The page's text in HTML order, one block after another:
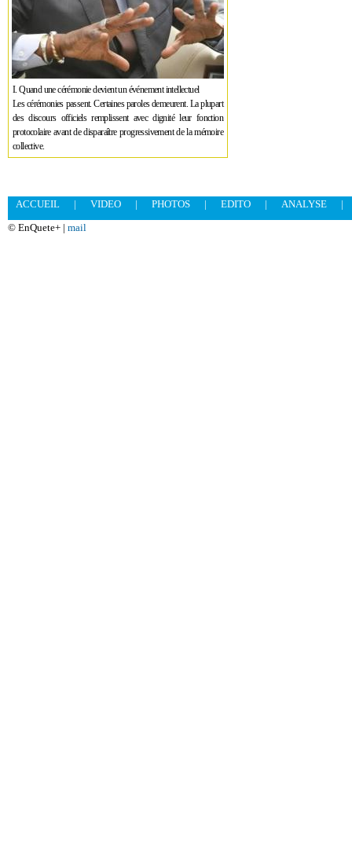
I. Quand une cérémonie devient un événement intellectuel
Les cérémonies passent. Certaines paroles demeurent. La plupart
des discours officiels remplissent avec dignité leur fonction
protocolaire avant de disparaître progressivement de la mémoire
collective.
ACCUEIL | VIDEO | PHOTOS | EDITO | ANALYSE
|
© EnQuete+ | mail